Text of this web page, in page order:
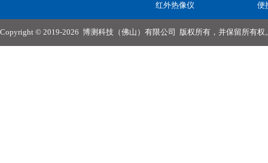
红外热像仪
便
Copyright © 2019-2026 博测科技（佛山）有限公司 版权所有，并保留所有